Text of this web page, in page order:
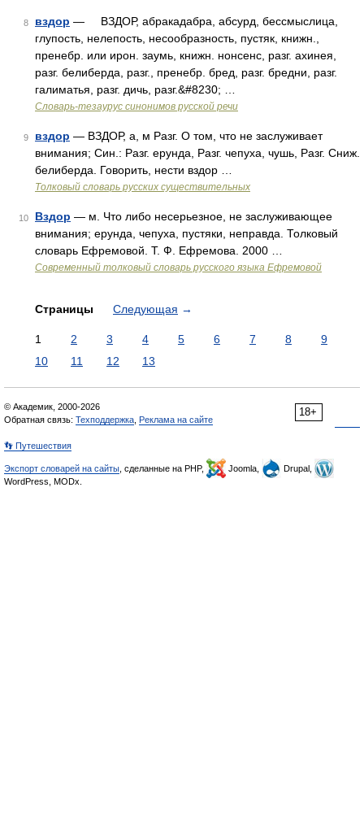
8 вздор — ВЗДОР, абракадабра, абсурд, бессмыслица,
глупость, нелепость, несообразность, пустяк, книжн.,
пренебр. или ирон. заумь, книжн. нонсенс, разг. ахинея,
разг. белиберда, разг., пренебр. бред, разг. бредни, разг.
галиматья, разг. дичь, разг.&#8230; …
Словарь-тезаурус синонимов русской речи
9 вздор — ВЗДОР, а, м Разг. О том, что не заслуживает
внимания; Син.: Разг. ерунда, Разг. чепуха, чушь, Разг. Сниж.
белиберда. Говорить, нести вздор …
Толковый словарь русских существительных
10 Вздор — м. Что либо несерьезное, не заслуживающее
внимания; ерунда, чепуха, пустяки, неправда. Толковый
словарь Ефремовой. Т. Ф. Ефремова. 2000 …
Современный толковый словарь русского языка Ефремовой
Страницы Следующая →
1 2 3 4 5 6 7 8
9
10
11 12 13
18+
© Академик, 2000-2026
Обратная связь: Техподдержка Реклама на сайте
👣 Путешествия
Экспорт словарей на сайты , сделанные на PHP, Joomla,
Drupal,
WordPress, MODx.